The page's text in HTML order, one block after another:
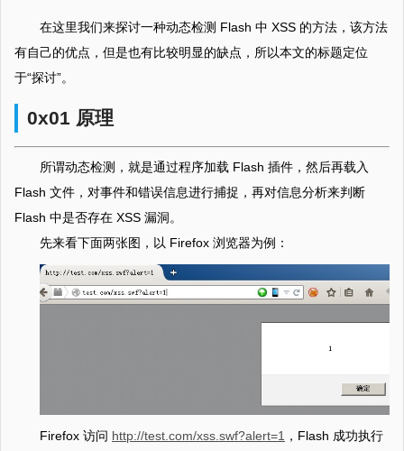
在这里我们来探讨一种动态检测 Flash 中 XSS 的方法，该方法
有自己的优点，但是也有比较明显的缺点，所以本文的标题定位
于“探讨”。
0x01 原理
所谓动态检测，就是通过程序加载 Flash 插件，然后再载入
Flash 文件，对事件和错误信息进行捕捉，再对信息分析来判断
Flash 中是否存在 XSS 漏洞。
先来看下面两张图，以 Firefox 浏览器为例：
Firefox 访问 http://test.com/xss.swf?alert=1 ，Flash 成功执行